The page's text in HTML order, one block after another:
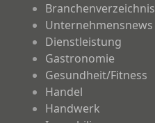
Branchenverzeichnis
Unternehmensnews
Dienstleistung
Gastronomie
Gesundheit/Fitness
Handel
Handwerk